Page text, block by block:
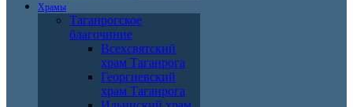
Храмы
Таганрогское
благочиние
Всехсвятский
храм Таганрога
Георгиевский
храм Таганрога